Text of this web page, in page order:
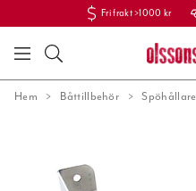
Fri frakt >1000 kr
Hem Båttillbehör Spöhållare